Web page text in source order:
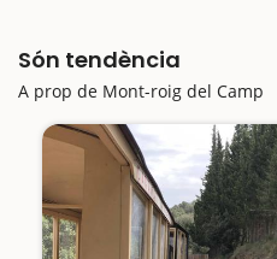
Són tendència
A prop de Mont-roig del Camp